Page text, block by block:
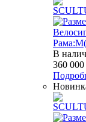
В
360 000